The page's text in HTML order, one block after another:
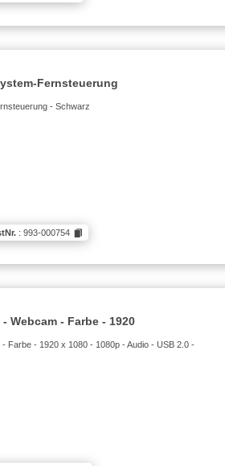
Fernsteuerung
- Schwarz
: 993-000754
Webcam - Farbe - 1920
Farbe - 1920 x 1080 - 1080p - Audio - USB 2.0 -